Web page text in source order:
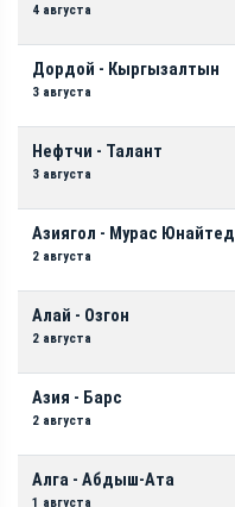
4 августа
Дордой - Кыргызалтын
3 августа
Нефтчи - Талант
3 августа
Азиягол - Мурас Юнайтед
2 августа
Алай - Озгон
2 августа
Азия - Барс
2 августа
Алга - Абдыш-Ата
1 августа